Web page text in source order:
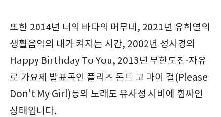
또한 2014년 너의 바다의 머무네, 2021년 유희열의
생활음악의 내가 켜지는 시간, 2002년 성시경의
Happy Birthday To You, 2013년 무한도전-자유
로 가요제 발표곡인 플리즈 돈트 고 마이 걸(Please
Don't My Girl)등의 노래도 유사성 시비에 휩싸인
상태입니다.